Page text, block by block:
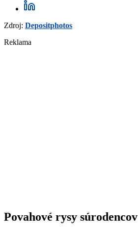
Zdroj: Depositphotos
Reklama
Povahové rysy súrodencov